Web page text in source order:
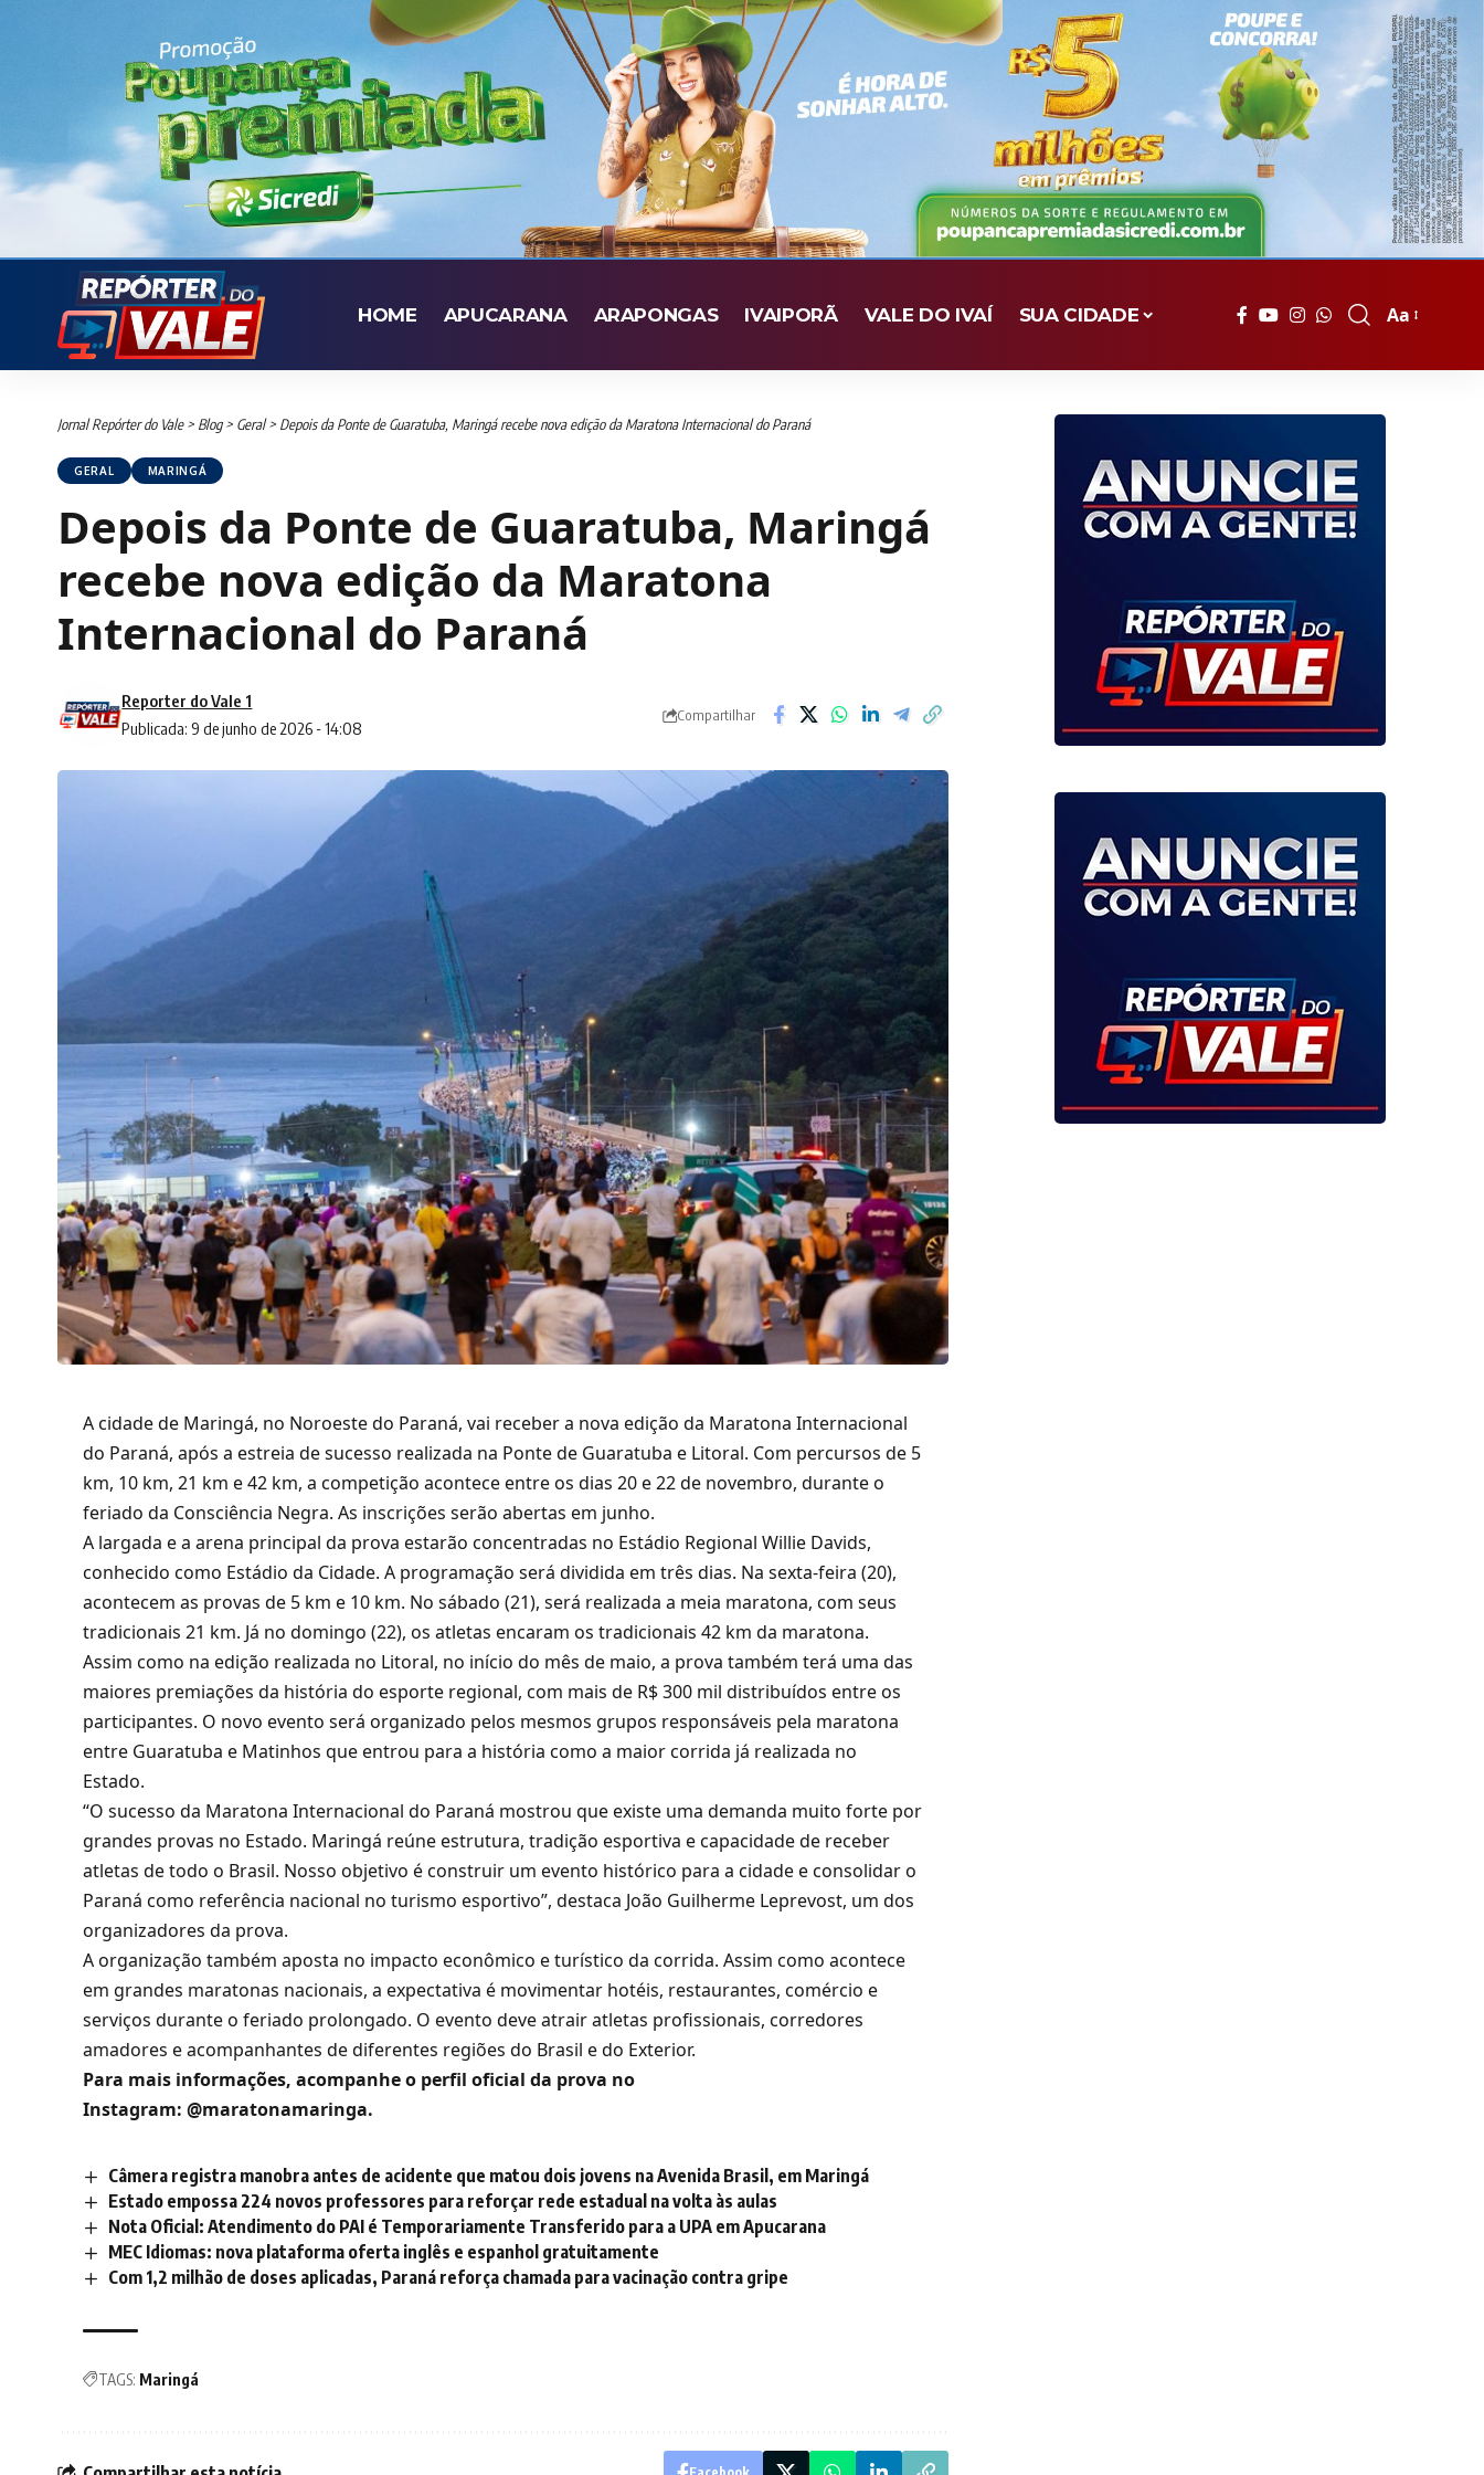
HOME APUCARANA ARAPONGAS IVAIPORÃ VALE DO IVAÍ SUA CIDADE
Font
Aa
Jornal Repórter do Vale> Blog> Geral> Depois da Ponte de Guaratuba, Maringá recebe nova edição da Maratona Internacional do Paraná
GERAL MARINGÁ
Depois da Ponte de Guaratuba, Maringá
recebe nova edição da Maratona
Internacional do Paraná
Publicada: 9 de junho de 2026 - 14:08
Reporter do Vale 1
Compartilhar
A cidade de Maringá, no Noroeste do Paraná, vai receber a nova edição da Maratona Internacional
do Paraná, após a estreia de sucesso realizada na Ponte de Guaratuba e Litoral. Com percursos de 5
km, 10 km, 21 km e 42 km, a competição acontece entre os dias 20 e 22 de novembro, durante o
feriado da Consciência Negra. As inscrições serão abertas em junho.
A largada e a arena principal da prova estarão concentradas no Estádio Regional Willie Davids,
conhecido como Estádio da Cidade. A programação será dividida em três dias. Na sexta-feira (20),
acontecem as provas de 5 km e 10 km. No sábado (21), será realizada a meia maratona, com seus
tradicionais 21 km. Já no domingo (22), os atletas encaram os tradicionais 42 km da maratona.
Assim como na edição realizada no Litoral, no início do mês de maio, a prova também terá uma das
maiores premiações da história do esporte regional, com mais de R$ 300 mil distribuídos entre os
participantes. O novo evento será organizado pelos mesmos grupos responsáveis pela maratona
entre Guaratuba e Matinhos que entrou para a história como a maior corrida já realizada no
Estado.
“O sucesso da Maratona Internacional do Paraná mostrou que existe uma demanda muito forte por
grandes provas no Estado. Maringá reúne estrutura, tradição esportiva e capacidade de receber
atletas de todo o Brasil. Nosso objetivo é construir um evento histórico para a cidade e consolidar o
Paraná como referência nacional no turismo esportivo”, destaca João Guilherme Leprevost, um dos
organizadores da prova.
A organização também aposta no impacto econômico e turístico da corrida. Assim como acontece
em grandes maratonas nacionais, a expectativa é movimentar hotéis, restaurantes, comércio e
serviços durante o feriado prolongado. O evento deve atrair atletas profissionais, corredores
amadores e acompanhantes de diferentes regiões do Brasil e do Exterior.
Para mais informações, acompanhe o perfil oficial da prova no
Instagram:@maratonamaringa.
Câmera registra manobra antes de acidente que matou dois jovens na Avenida Brasil, em Maringá
Estado empossa 224 novos professores para reforçar rede estadual na volta às aulas
Nota Oficial: Atendimento do PAI é Temporariamente Transferido para a UPA em Apucarana
MEC Idiomas: nova plataforma oferta inglês e espanhol gratuitamente
Com 1,2 milhão de doses aplicadas, Paraná reforça chamada para vacinação contra gripe
TAGS: Maringá